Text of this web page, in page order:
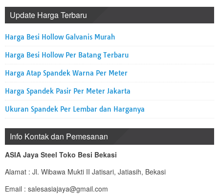
Update Harga Terbaru
Harga Besi Hollow Galvanis Murah
Harga Besi Hollow Per Batang Terbaru
Harga Atap Spandek Warna Per Meter
Harga Spandek Pasir Per Meter Jakarta
Ukuran Spandek Per Lembar dan Harganya
Info Kontak dan Pemesanan
ASIA Jaya Steel Toko Besi Bekasi
Alamat : Jl. Wibawa Mukti II Jatisari, Jatiasih, Bekasi
Email : salesasiajaya@gmail.com